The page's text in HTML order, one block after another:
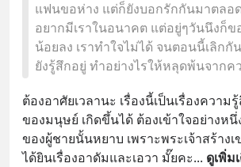
แฟนขอห่าง แต่ก็ยังบอกรักกันมาตลอ
อยากมีเราในอนาคต แต่อยู่ๆวันนึงก็ข
น้อยลง เราทำใจไม่ได้ จนตอนนี้เลิกกั
ยังรู้สึกอยู่ ทำอย่างไรให้หลุดพ้นจากค
ต้องอาศัยเวลานะ เรื่องนี้เป็นเรื่องความ
ของมนุษย์ เกิดขึ้นได้ ต้องเข้าใจอย่างห
ของผู้ชายนั้นหยาบ เพราะพระเจ้าสร้าง
ได้ยินเรื่องอาดัมและเอวา มั๊ยคะ... ดูเพิ่ม